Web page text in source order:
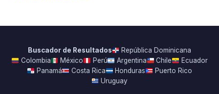
Buscador de Resultados
República Dominicana
Colombia
México Perú Argentina Chile
Ecuador
Panamá
Costa Rica Honduras
Puerto Rico
Uruguay